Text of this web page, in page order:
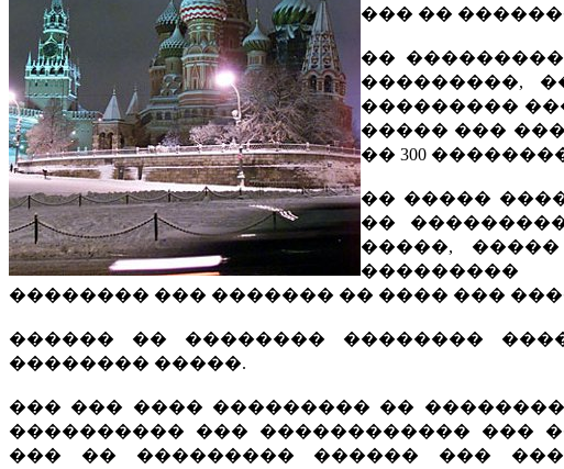
��� ��
��
���������,
���������
����� ���
�� 300
�� �����
��
�����,
���������
�������� ��� ������� �� ���� ���
������ �� �������� ��������
�������� �����.
��� ��� ���� ��������� ��
���������� ��� ������������ ���
��� �� ��������� ������ ���